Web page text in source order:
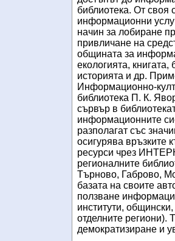
библиотека. От своя
информационни
начин за лобиране
привличане на
общината за
екологията,
историята и др.
Информационно-
библиотека П. К.
сървър в
информационните
разполагат със
осигурява връзките
ресурси чрез
регионалните
Търново, Габрово,
базата на своите
ползване
институти,
отделните региони).
демократизиране и